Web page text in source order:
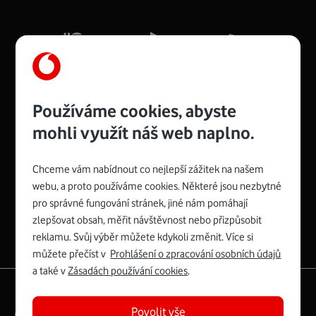
Více o COMPAL CH7465VF
Zyxel VMG8623-T50B:
Rozměry modemu jsou 16 x 22 x 7,5 cm (včetně stojánku)
a nabízí 4 gigabitové LAN porty a bezdrátové připojení Wi-
Fi ve verzích 802.11 b/g/n/ac pro frekvenci 2,4 GHz a
Mb/s.
Spojte se s Vodafonem
Používáme cookies, abyste
mohli využít náš web naplno.
Chceme vám nabídnout co nejlepší zážitek na našem
webu, a proto používáme cookies. Některé jsou nezbytné
pro správné fungování stránek, jiné nám pomáhají
zlepšovat obsah, měřit návštěvnost nebo přizpůsobit
reklamu. Svůj výběr můžete kdykoli změnit. Více si
můžete přečíst v Prohlášení o zpracování osobních údajů
a také vZásadách používání cookies.
Povolit vše